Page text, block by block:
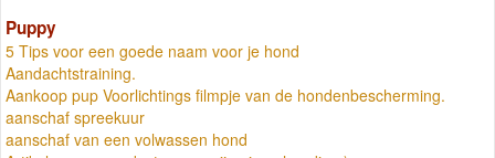
Puppy
5 Tips voor een goede naam voor je hond
Aandachtstraining.
Aankoop pup Voorlichtings filmpje van de hondenbescherming.
aanschaf spreekuur
aanschaf van een volwassen hond